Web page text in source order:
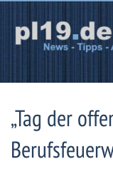
Zum
springen
„Tag der